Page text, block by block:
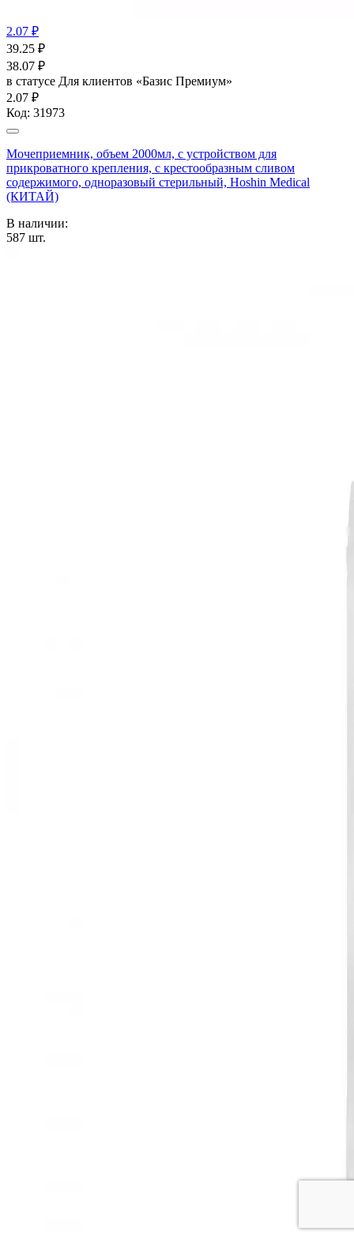
2.07 ₽
39.25 ₽
38.07 ₽
в статусе Для клиентов «Базис Премиум»
2.07 ₽
Код: 31973
Мочеприемник, объем 2000мл, с устройством для
прикроватного крепления, с крестообразным сливом
содержимого, одноразовый стерильный, Hoshin Medical
(КИТАЙ)
В наличии:
587 шт.